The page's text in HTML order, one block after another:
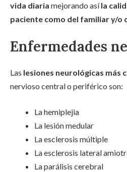
vida diaria mejorando asíla
paciente como del familiar y/o
Enfermedades
Las lesiones neurológicas más
nervioso central o periférico son:
La hemiplejia
La lesión medular
La esclerosis múltiple
La esclerosis lateral
La parálisis cerebral